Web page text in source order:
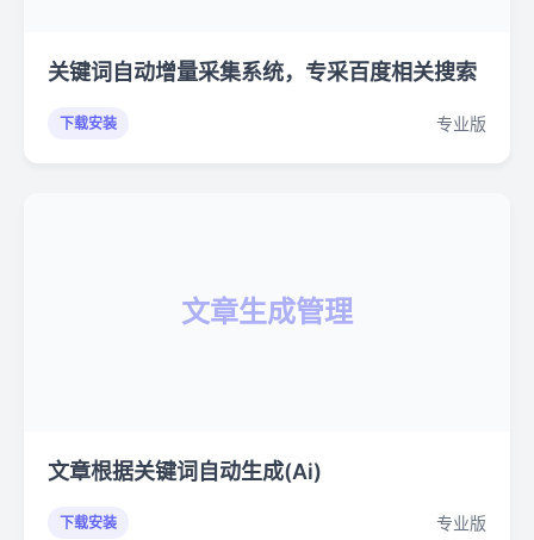
关键词自动增量采集系统，专采百度相关搜索
下载安装 专业版
文章生成管理
文章根据关键词自动生成(Ai)
下载安装 专业版